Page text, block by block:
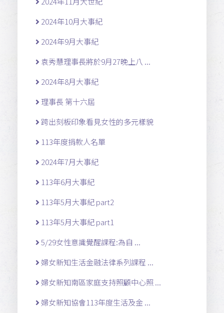
2024年10月大事紀
2024年9月大事紀
袁秀慧理事長將於9月27晚上八 ...
2024年8月大事紀
理事長 第十六屆
跨出刻板印象看見女性的多元樣貌
113年度捐款人名單
2024年7月大事紀
113年6月大事紀
113年5月大事紀 part2
113年5月大事紀 part1
5/29女性意識覺醒課程:為自 ...
婦女新知生活金融法律系列課程 ...
婦女新知南區家庭支持照顧中心照 ...
婦女新知協會113年度生活及金 ...